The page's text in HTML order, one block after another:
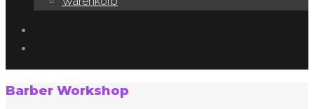
Barber Workshop